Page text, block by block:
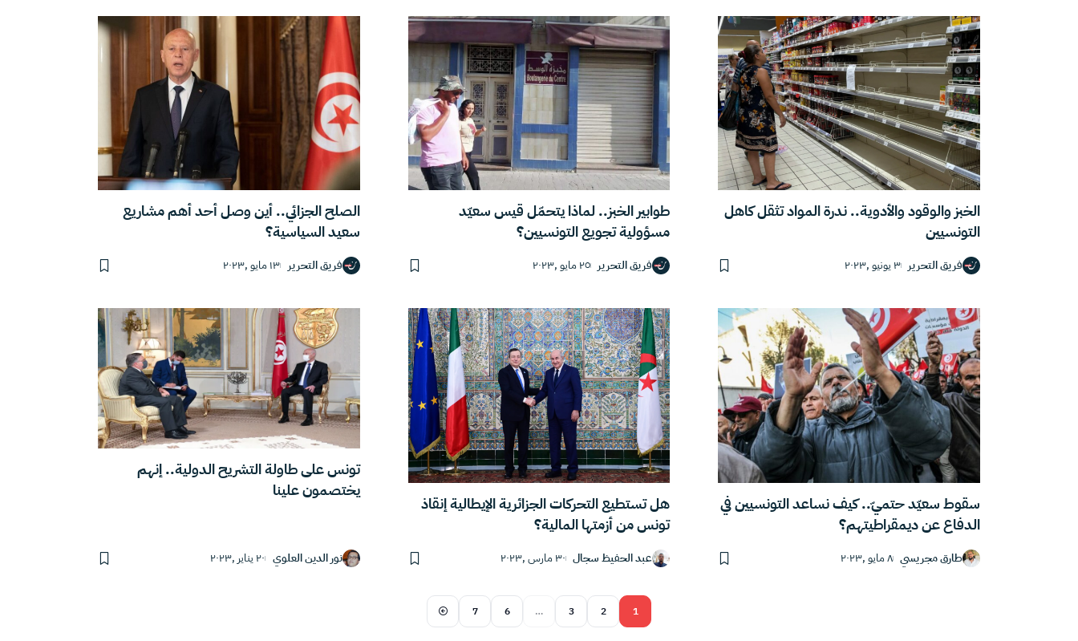
الخبز والوقود والأدوية.. ندرة المواد تثقل كاهل
التونسيين
فريق التحرير ٣ يونيو ,٢٠٢٣
طوابير الخبز.. لماذا يتحمّل قيس سعيّد
مسؤولية تجويع التونسيين؟
فريق التحرير ٢٥ مايو ,٢٠٢٣
الصلح الجزائي.. أين وصل أحد أهم مشاريع
سعيد السياسية؟
فريق التحرير ١٣ مايو ,٢٠٢٣
سقوط سعيّد حتميّ.. كيف نساعد التونسيين في
الدفاع عن ديمقراطيتهم؟
طارق مجريسي ٨ مايو ,٢٠٢٣
هل تستطيع التحركات الجزائرية الإيطالية إنقاذ
تونس من أزمتها المالية؟
عبد الحفيظ سجال ٣٠ مارس ,٢٠٢٣
تونس على طاولة التشريح الدولية.. إنهم
يختصمون علينا
نور الدين العلوي ٢٠ يناير ,٢٠٢٣
1
2
3
…
6
7